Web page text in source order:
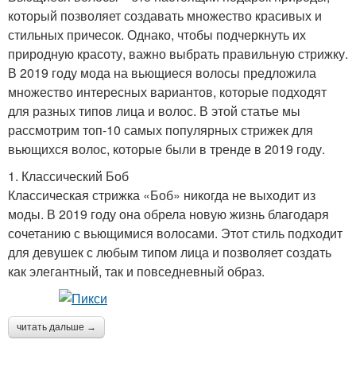
который позволяет создавать множество красивых и
стильных причесок. Однако, чтобы подчеркнуть их
природную красоту, важно выбрать правильную стрижку.
В 2019 году мода на вьющиеся волосы предложила
множество интересных вариантов, которые подходят
для разных типов лица и волос. В этой статье мы
рассмотрим топ-10 самых популярных стрижек для
вьющихся волос, которые были в тренде в 2019 году.
1. Классический Боб
Классическая стрижка «Боб» никогда не выходит из
моды. В 2019 году она обрела новую жизнь благодаря
сочетанию с вьющимися волосами. Этот стиль подходит
для девушек с любым типом лица и позволяет создать
как элегантный, так и повседневный образ.
читать дальше →